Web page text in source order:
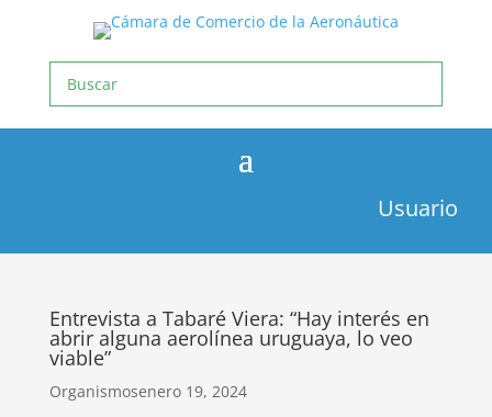
Usuario
Entrevista a Tabaré Viera: “Hay interés en
abrir alguna aerolínea uruguaya, lo veo
viable”
Organismosenero 19, 2024